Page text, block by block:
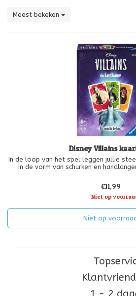
Meest bekeken
Disney Villains
In de loop van het spel leggen jullie
in de vorm van schurken en
wel heel
€11,99
Niet op
Niet op